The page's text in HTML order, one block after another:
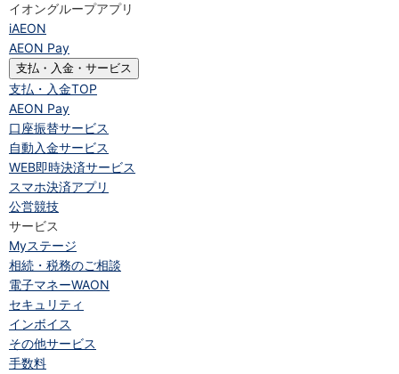
イオングループアプリ
iAEON
AEON Pay
支払・入金・サービス
支払・入金TOP
AEON Pay
口座振替サービス
自動入金サービス
WEB即時決済サービス
スマホ決済アプリ
公営競技
サービス
Myステージ
相続・税務のご相談
電子マネーWAON
セキュリティ
インボイス
その他サービス
手数料